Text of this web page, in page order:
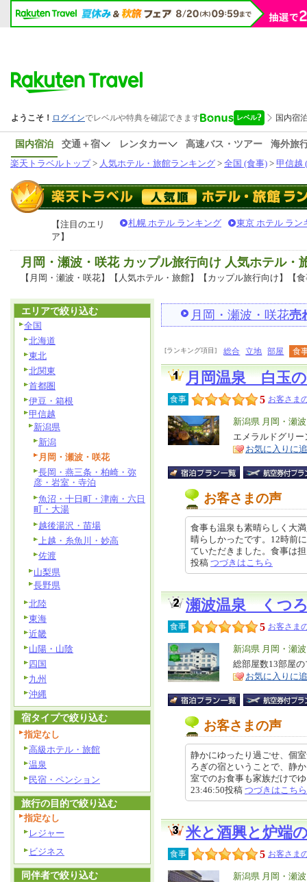
国内宿泊 交通＋宿 レンタカー 高速バス・ツアー
海外旅
楽天トラベルトップ> 人気ホテル・旅館ランキング > 全国 (食事) > 甲信越
【注目のエリ
ア】
札幌 ホテル ランキング 東京 ホテル ラン
月岡・瀬波・咲花 カップル旅行向け 人気ホテル・
【月岡・瀬波・咲花】【人気ホテル・旅館】【カップル旅行向け】【
月岡・瀬波・咲花売
[ランキング項目] 総合 立地 部屋 食
月岡温泉 白玉
食事 5 お客さま
エ
リ
ア
新潟県 月岡・瀬
特
徴
エメラルドグリ
お気に入りに
お客さまの声
食事も温泉も素晴らしく大
晴らしかったです。12時前
ていただきました。食事は
投稿 つづきはこちら
瀬波温泉 くつ
食事 5 お客さま
エ
リ
ア
新潟県 月岡・瀬
特
徴
総部屋数13部屋
お気に入りに
お客さまの声
静かにゆったり過ごせ、個
ろぎの宿ということで、静
室でのお食事も家族だけで
23:46:50投稿 つづきはこちら
米と酒興と炉端
食事 5 お客さま
エ
新潟県 月岡・瀬
エリアで絞り込む
全国
北海道
東北
北関東
首都圏
伊豆・箱根
甲信越
新潟県
新潟
月岡・瀬波・咲花
長岡・燕三条・柏崎・弥
彦・岩室・寺泊
魚沼・十日町・津南・六日
町・大湯
越後湯沢・苗場
上越・糸魚川・妙高
佐渡
山梨県
長野県
北陸
東海
近畿
山陽・山陰
四国
九州
沖縄
宿タイプで絞り込む
指定なし
高級ホテル・旅館
温泉
民宿・ペンション
旅行の目的で絞り込む
指定なし
レジャー
ビジネス
同伴者で絞り込む